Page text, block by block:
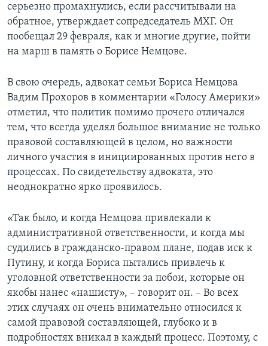
серьезно промахнулись, если рассчитывали на
обратное, утверждает сопредседатель МХГ. Он
пообещал 29 февраля, как и многие другие, пойти
на марш в память о Борисе Немцове.
В свою очередь, адвокат семьи Бориса Немцова
Вадим Прохоров в комментарии «Голосу Америки»
отметил, что политик помимо прочего отличался
тем, что всегда уделял большое внимание не только
правовой составляющей в целом, но важности
личного участия в инициированных против него в
процессах. По свидетельству адвоката, это
неоднократно ярко проявилось.
«Так было, и когда Немцова привлекали к
административной ответственности, и когда мы
судились в гражданско-правом плане, подав иск к
Путину, и когда Бориса пытались привлечь к
уголовной ответственности за побои, которые он
якобы нанес «нашисту», – говорит он. – Во всех
этих случаях он очень внимательно относился к
самой правовой составляющей, глубоко и в
подробностях вникал в каждый процесс. Поэтому, с